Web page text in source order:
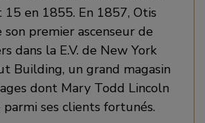
en 1855. En 1857, Otis
premier ascenseur de
dans la E.V. de New York
Building, un grand magasin
dont Mary Todd Lincoln
ses clients fortunés.